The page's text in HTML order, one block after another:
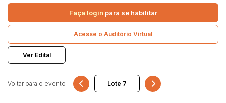
Faça login para se habilitar
Acesse o Auditório Virtual
Ver Edital
Voltar para o evento